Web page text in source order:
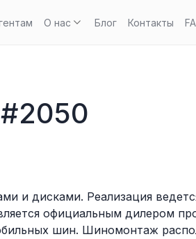
О нас Блог Контакты
и дисками. Реализация
официальным дилером
шин. Шиномонтаж